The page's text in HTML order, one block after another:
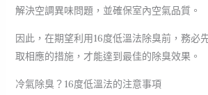
解決空調異味問題，並確保室內空氣品質。
因此，在期望利用16度低溫法除臭前，務必
取相應的措施，才能達到最佳的除臭效果。
冷氣除臭？16度低溫法的注意事項